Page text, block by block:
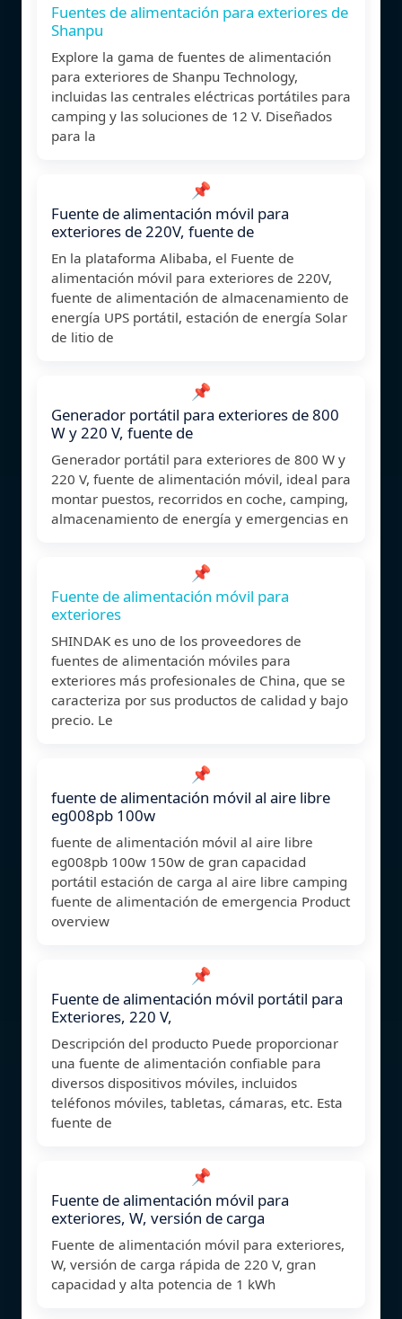
Fuentes de alimentación para exteriores de
Shanpu
Explore la gama de fuentes de alimentación
para exteriores de Shanpu Technology,
incluidas las centrales eléctricas portátiles para
camping y las soluciones de 12 V. Diseñados
para la
📌
Fuente de alimentación móvil para
exteriores de 220V, fuente de
En la plataforma Alibaba, el Fuente de
alimentación móvil para exteriores de 220V,
fuente de alimentación de almacenamiento de
energía UPS portátil, estación de energía Solar
de litio de
📌
Generador portátil para exteriores de 800
W y 220 V, fuente de
Generador portátil para exteriores de 800 W y
220 V, fuente de alimentación móvil, ideal para
montar puestos, recorridos en coche, camping,
almacenamiento de energía y emergencias en
📌
Fuente de alimentación móvil para
exteriores
SHINDAK es uno de los proveedores de
fuentes de alimentación móviles para
exteriores más profesionales de China, que se
caracteriza por sus productos de calidad y bajo
precio. Le
📌
fuente de alimentación móvil al aire libre
eg008pb 100w
fuente de alimentación móvil al aire libre
eg008pb 100w 150w de gran capacidad
portátil estación de carga al aire libre camping
fuente de alimentación de emergencia Product
overview
📌
Fuente de alimentación móvil portátil para
Exteriores, 220 V,
Descripción del producto Puede proporcionar
una fuente de alimentación confiable para
diversos dispositivos móviles, incluidos
teléfonos móviles, tabletas, cámaras, etc. Esta
fuente de
📌
Fuente de alimentación móvil para
exteriores, W, versión de carga
Fuente de alimentación móvil para exteriores,
W, versión de carga rápida de 220 V, gran
capacidad y alta potencia de 1 kWh